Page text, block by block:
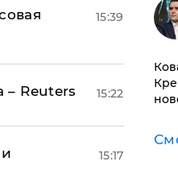
15:39
– Reuters 15:22
15:17